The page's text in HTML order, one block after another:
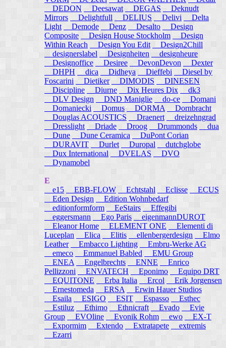
DEDON
Deesawat DEGAS
Deknudt
Mirrors
Delightfull DELIUS Delivi
Delta
Light
Demode Denz Desalto
Design
Composite
Design House Stockholm
Design
Within Reach
Design You Edit
Design2Chill
designerslabel
Designheiten
designheure
Designoffice
Desiree DevonDevon
Dexter
DHPH
dica Didheya Dieffebi
Diesel by
Foscarini
Dietiker DIMODIS
DINESEN
Discipline
Diurne Dix Heures Dix
dk3
DLV Design
DND Maniglie do-ce
Domani
Domaniecki
Domus DORMA
Dornbracht
Douglas ACOUSTICS
Draenert
dreizehngrad
Dresslight Driade Droog Drummonds
dua
Dune
Dune Ceramica
DuPont Corian
DURAVIT
Durlet Duropal
dutchglobe
Dux International
DVELAS
DVO
Dynamobel
E
e15 EBB-FLOW Echtstahl Eclisse
ECUS
Eden Design
Edition Wohnbedarf
editionformform
EeStairs
Effegibi
eggersmann
Ego Paris
eigenmannDUROT
Eleanor Home
ELEMENT ONE
Elementi di
Luceplan
Elica Elitis ellenbergerdesign
Elmo
Leather
Embacco Lighting
Embru-Werke AG
emeco
Emmanuel Babled
EMU Group
ENEA
Engelbrechts ENNE
Enrico
Pellizzoni ENVATECH Eponimo
Equipo DRT
EQUITONE
Erba Italia Ercol
Erik Jorgensen
Ernestomeda
ERSA
Erwin Hauer Studios
Esaila
ESIGO ESIT Espasso
Esthec
Estiluz
Ethimo Ethnicraft Evado
Evie
Group
EVOline Evonik Rohm ewo
EX-T
Expormim
Extendo Extratapete
extremis
Ezarri